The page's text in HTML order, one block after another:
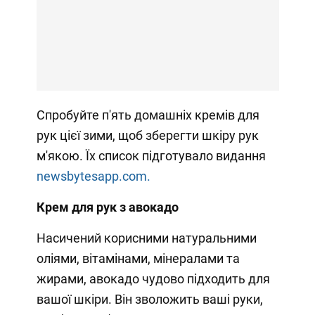
Спробуйте п'ять домашніх кремів для
рук цієї зими, щоб зберегти шкіру рук
м'якою. Їх список підготувало видання
newsbytesapp.com.
Крем для рук з авокадо
Насичений корисними натуральними
оліями, вітамінами, мінералами та
жирами, авокадо чудово підходить для
вашої шкіри. Він зволожить ваші руки,